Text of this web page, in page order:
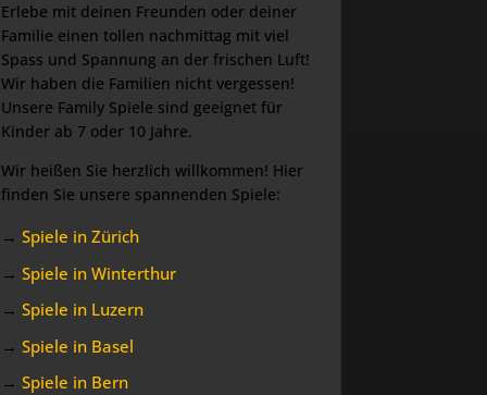
Erlebe mit deinen Freunden oder deiner
Familie einen tollen nachmittag mit viel
Spass und Spannung an der frischen Luft!
Wir haben die Familien nicht vergessen!
Unsere Family Spiele sind geeignet für
Kinder ab 7 oder 10 Jahre.
Wir heißen Sie herzlich willkommen! Hier
finden Sie unsere spannenden Spiele:
→ Spiele in Zürich
→ Spiele in Winterthur
→ Spiele in Luzern
→ Spiele in Basel
→ Spiele in Bern